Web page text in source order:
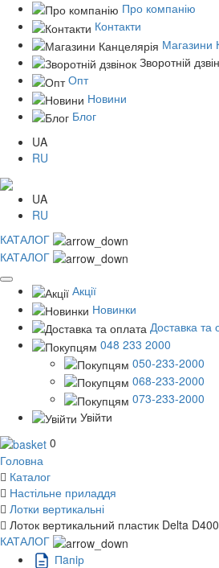
Про компанію
Контакти
Магазини
Зворотній
Опт
Новини
Блог
UA
RU
UA
RU
КАТАЛОГ
КАТАЛОГ
Акції
Новинки
Доставка та
048 233 2000
050-233-2000
068-233-2000
073-233-2000
Увійти
0
Головна
Каталог
Настільне приладдя
Лотки вертикальні
Лоток вертикальний пластик Delta
КАТАЛОГ
Пaпiр